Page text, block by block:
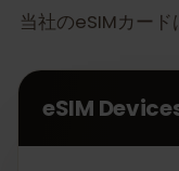
当社のeSIMカード
eSIM